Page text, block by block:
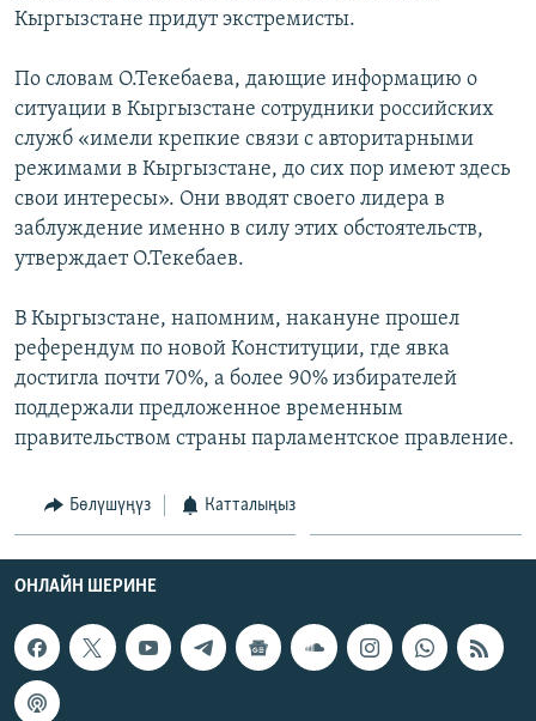
Кыргызстане придут экстремисты.
По словам О.Текебаева, дающие информацию о
ситуации в Кыргызстане сотрудники российских
служб «имели крепкие связи с авторитарными
режимами в Кыргызстане, до сих пор имеют здесь
свои интересы». Они вводят своего лидера в
заблуждение именно в силу этих обстоятельств,
утверждает О.Текебаев.
В Кыргызстане, напомним, накануне прошел
референдум по новой Конституции, где явка
достигла почти 70%, а более 90% избирателей
поддержали предложенное временным
правительством страны парламентское правление.
Бөлүшүңүз Катталыңыз
ОНЛАЙН ШЕРИНЕ